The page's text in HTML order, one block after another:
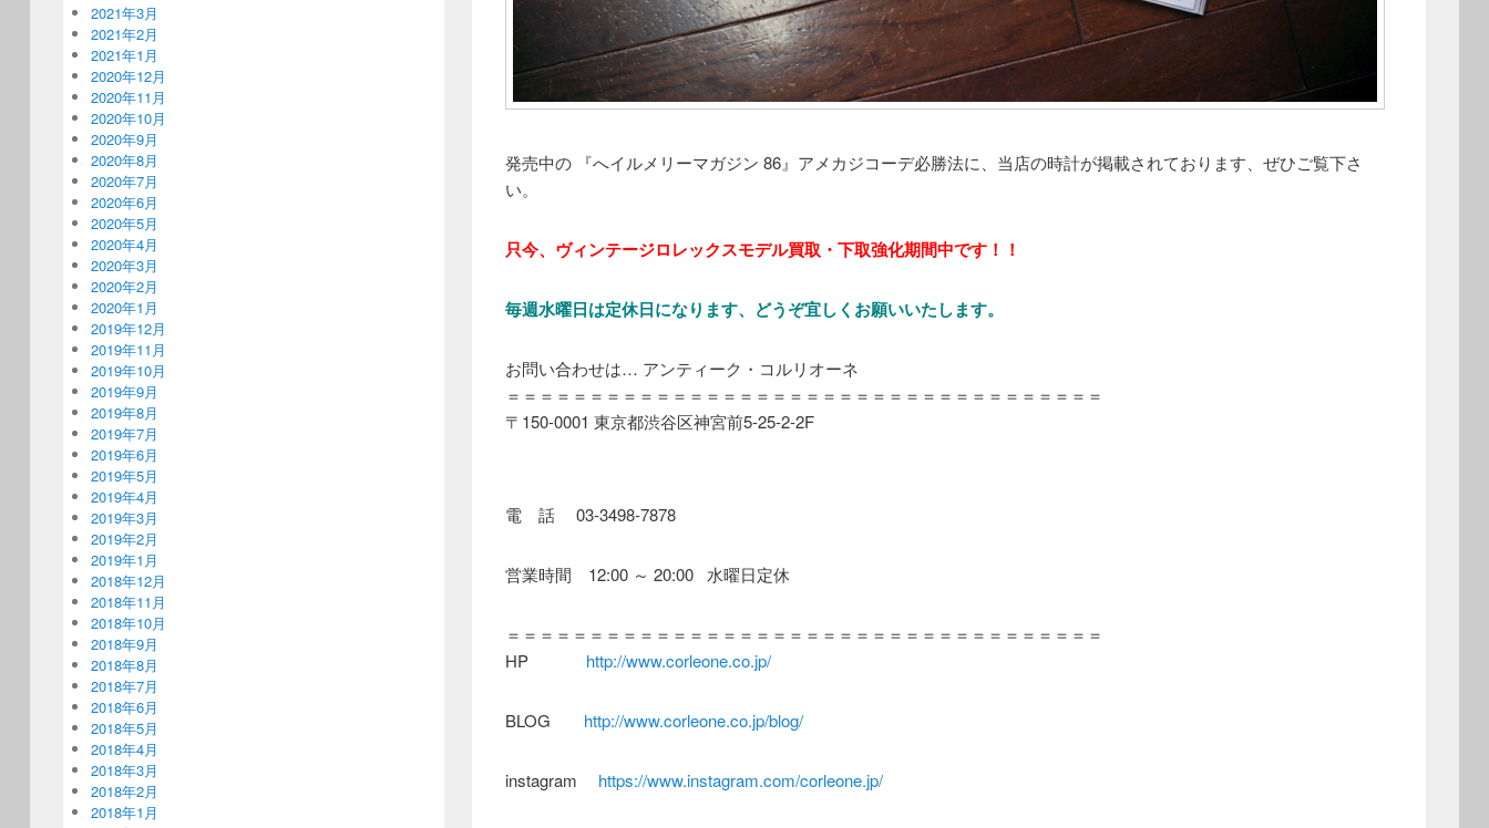
発売中の 『へイルメリーマガジン 86』アメカジコーデ必勝法に、当店の時計が掲載されております、ぜひご覧下さ
い。
只今、ヴィンテージロレックスモデル買取・下取強化期間中です！！
毎週水曜日は定休日になります、どうぞ宜しくお願いいたします。
お問い合わせは… アンティーク・コルリオーネ
＝＝＝＝＝＝＝＝＝＝＝＝＝＝＝＝＝＝＝＝＝＝＝＝＝＝＝＝＝＝＝＝＝＝＝＝
〒150-0001 東京都渋谷区神宮前5-25-2-2F
電 話 03-3498-7878
営業時間 12:00 ～ 20:00 水曜日定休
＝＝＝＝＝＝＝＝＝＝＝＝＝＝＝＝＝＝＝＝＝＝＝＝＝＝＝＝＝＝＝＝＝＝＝＝
HP
http://www.corleone.co.jp/
BLOG http://www.corleone.co.jp/blog/
instagram https://www.instagram.com/corleone.jp/
2021年3月
2021年2月
2021年1月
2020年12月
2020年11月
2020年10月
2020年9月
2020年8月
2020年7月
2020年6月
2020年5月
2020年4月
2020年3月
2020年2月
2020年1月
2019年12月
2019年11月
2019年10月
2019年9月
2019年8月
2019年7月
2019年6月
2019年5月
2019年4月
2019年3月
2019年2月
2019年1月
2018年12月
2018年11月
2018年10月
2018年9月
2018年8月
2018年7月
2018年6月
2018年5月
2018年4月
2018年3月
2018年2月
2018年1月